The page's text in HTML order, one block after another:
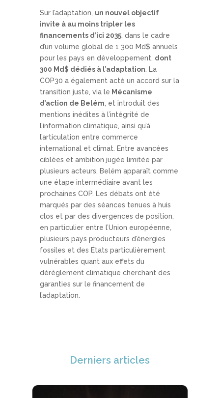
Sur l’adaptation, un nouvel objectif
invite à au moins tripler les
financements d’ici 2035, dans le cadre
d’un volume global de 1 300 Md$ annuels
pour les pays en développement, dont
300 Md$ dédiés à l’adaptation. La
COP30 a également acté un accord sur la
transition juste, via le Mécanisme
d’action de Belém, et introduit des
mentions inédites à l’intégrité de
l’information climatique, ainsi qu’à
l’articulation entre commerce
international et climat. Entre avancées
ciblées et ambition jugée limitée par
plusieurs acteurs, Belém apparaît comme
une étape intermédiaire avant les
prochaines COP. Les débats ont été
marqués par des séances tenues à huis
clos et par des divergences de position,
en particulier entre l’Union européenne,
plusieurs pays producteurs d’énergies
fossiles et des États particulièrement
vulnérables quant aux effets du
dérèglement climatique cherchant des
garanties sur le financement de
l’adaptation.
Derniers articles